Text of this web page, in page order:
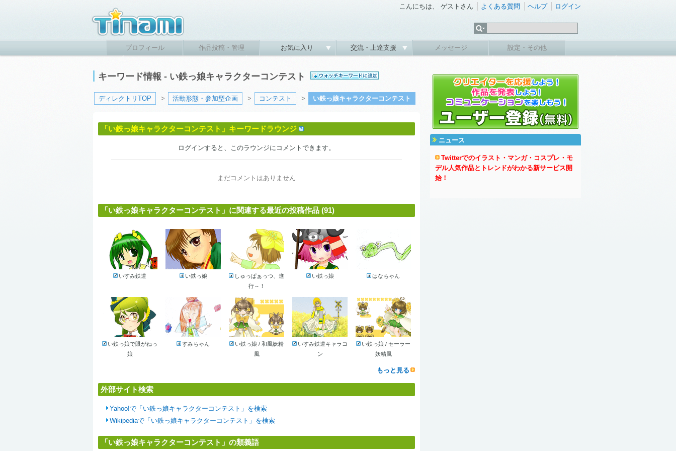
こんにちは、 ゲストさん よくある質問 ヘルプ ログイン
プロフィール 作品投稿・管理 お気に入り 交流・上達支援 メッセージ 設定・その他
キーワード情報 - い鉄っ娘キャラクターコンテスト
ディレクトリTOP > 活動形態・参加型企画 > コンテスト > い鉄っ娘キャラクターコンテスト
「い鉄っ娘キャラクターコンテスト」キーワードラウンジ
ログインすると、このラウンジにコメントできます。
まだコメントはありません
「い鉄っ娘キャラクターコンテスト」に関連する最近の投稿作品 (91)
いすみ鉄道 い鉄っ娘
しゅっぱぁっつ、進
行～！
い鉄っ娘 はなちゃん
い鉄っ娘で眼がねっ
娘
すみちゃん
い鉄っ娘 / 和風妖精
風
いすみ鉄道キャラコ
ン
い鉄っ娘 / セーラー
妖精風
もっと見る
外部サイト検索
Yahoo!で「い鉄っ娘キャラクターコンテスト」を検索
Wikipediaで「い鉄っ娘キャラクターコンテスト」を検索
「い鉄っ娘キャラクターコンテスト」の類義語
ニュース
Twitterでのイラスト・マンガ・コスプレ・モ
デル人気作品とトレンドがわかる新サービス開
始！